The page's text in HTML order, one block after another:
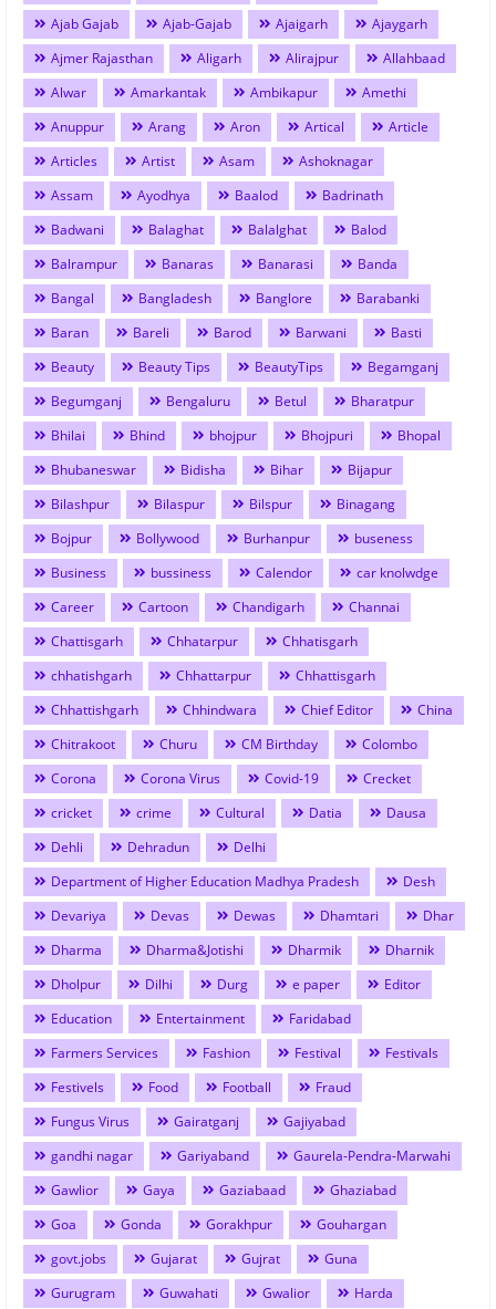
Ajab Gajab
Ajab-Gajab Ajaigarh
Ajaygarh
Ajmer Rajasthan
Aligarh Alirajpur
Allahbaad
Alwar
Amarkantak Ambikapur
Amethi
Anuppur
Arang Aron Artical
Article
Articles
Artist Asam
Ashoknagar
Assam
Ayodhya Baalod
Badrinath
Badwani
Balaghat Balalghat
Balod
Balrampur
Banaras Banarasi
Banda
Bangal
Bangladesh Banglore
Barabanki
Baran
Bareli Barod Barwani
Basti
Beauty
Beauty Tips BeautyTips
Begamganj
Begumganj
Bengaluru Betul
Bharatpur
Bhilai
Bhind bhojpur Bhojpuri
Bhopal
Bhubaneswar
Bidisha Bihar
Bijapur
Bilashpur
Bilaspur Bilspur
Binagang
Bojpur
Bollywood Burhanpur
buseness
Business
bussiness Calendor
car knolwdge
Career
Cartoon Chandigarh
Channai
Chattisgarh
Chhatarpur
Chhatisgarh
chhatishgarh
Chhattarpur
Chhattisgarh
Chhattishgarh
Chhindwara Chief Editor
China
Chitrakoot
Churu CM Birthday
Colombo
Corona
Corona Virus Covid-19
Crecket
cricket
crime Cultural Datia
Dausa
Dehli
Dehradun
Delhi
Department of Higher Education Madhya Pradesh
Desh
Devariya
Devas Dewas Dhamtari
Dhar
Dharma
Dharma&Jotishi Dharmik
Dharnik
Dholpur
Dilhi Durg e paper
Editor
Education
Entertainment
Faridabad
Farmers Services
Fashion Festival
Festivals
Festivels
Food Football
Fraud
Fungus Virus
Gairatganj
Gajiyabad
gandhi nagar
Gariyaband
Gaurela-Pendra-Marwahi
Gawlior
Gaya Gaziabaad
Ghaziabad
Goa
Gonda Gorakhpur
Gouhargan
govt.jobs
Gujarat Gujrat
Guna
Gurugram
Guwahati Gwalior Harda